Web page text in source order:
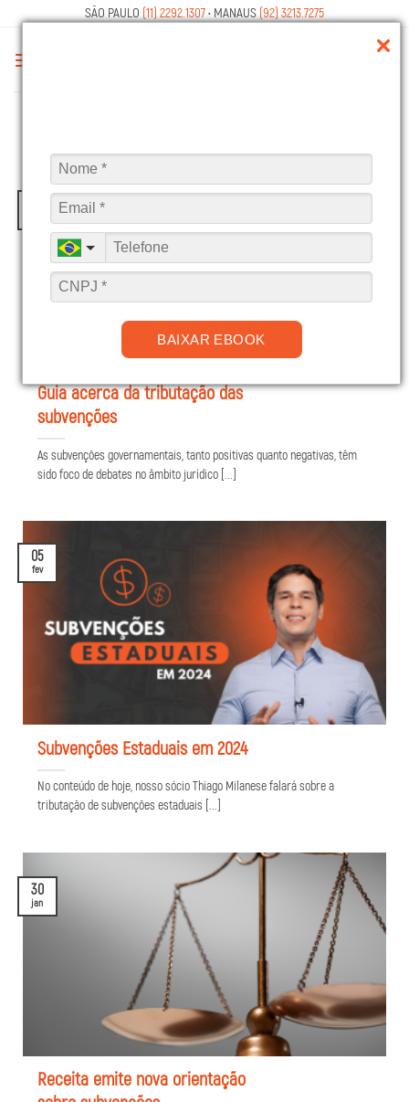
BAIXAR EBOOK
content
SÃO PAULO (11) 2292.1307• MANAUS (92) 3213.7275
Guia acerca da tributação das
subvenções
As subvenções governamentais, tanto positivas quanto negativas, têm
sido foco de debates no âmbito jurídico [...]
Subvenções Estaduais em 2024
No conteúdo de hoje, nosso sócio Thiago Milanese falará sobre a
tributação de subvenções estaduais [...]
05
fev
Receita emite nova orientação
30
jan